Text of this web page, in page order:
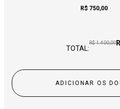
Sale Price:
R$ 750,00
TOTAL:
Original
R$ 1.400,00
ADICIONAR OS